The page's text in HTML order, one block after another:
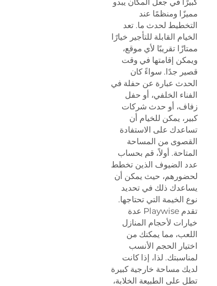
مميزًا ومنظمًا عند
التخطيط لحدث ما. تعد
الخيام القابلة للتأجير خيارًا
ممتازًا تقريبًا لأي موقع،
ويمكن إقامتها في وقت
قصير جدًا. سواءً كان
الحدث عبارة عن حفلة في
الفناء الخلفي، أو حفل
زفاف، أو حدث شركات
كبير، يمكن للخيام أن
تساعدك على الاستفادة
القصوى من المساحة
المتاحة. أولاً، قم بحساب
عدد الضيوف الذين تخطط
لحضورهم، حيث يمكن أن
يساعدك ذلك في تحديد
نوع الخيمة التي تحتاجها.
تقدم Playwise عدة
خيارات لأحجام المنازل
اللعب، مما يمكنك من
اختيار الحجم الأنسب
لمناسبتك. لذا، إذا كانت
لديك مساحة خارجية كبيرة
تطل على الطبيعة الخلابة،